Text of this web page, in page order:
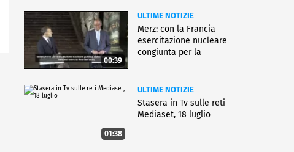
00:39
ULTIME NOTIZIE
Merz: con la Francia
esercitazione nucleare
congiunta per la
01:38
ULTIME NOTIZIE
Stasera in Tv sulle reti
Mediaset, 18 luglio